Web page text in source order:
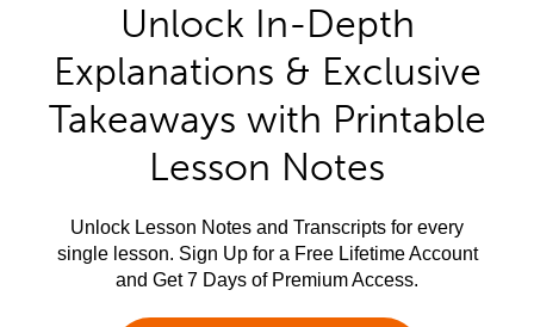
Unlock In-Depth
Explanations & Exclusive
Takeaways with Printable
Lesson Notes
Unlock Lesson Notes and Transcripts for every
single lesson. Sign Up for a Free Lifetime Account
and Get 7 Days of Premium Access.